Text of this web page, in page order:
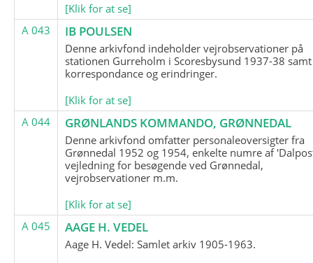
[Klik for at se]
A 043
IB POULSEN
Denne arkivfond indeholder vejrobservationer på
stationen Gurreholm i Scoresbysund 1937-38 samt
korrespondance og erindringer.
[Klik for at se]
A 044
GRØNLANDS KOMMANDO, GRØNNEDAL
Denne arkivfond omfatter personaleoversigter fra
Grønnedal 1952 og 1954, enkelte numre af
vejledning for besøgende ved Grønnedal,
vejrobservationer m.m.
[Klik for at se]
A 045
AAGE H. VEDEL
Aage H. Vedel: Samlet arkiv 1905-1963.